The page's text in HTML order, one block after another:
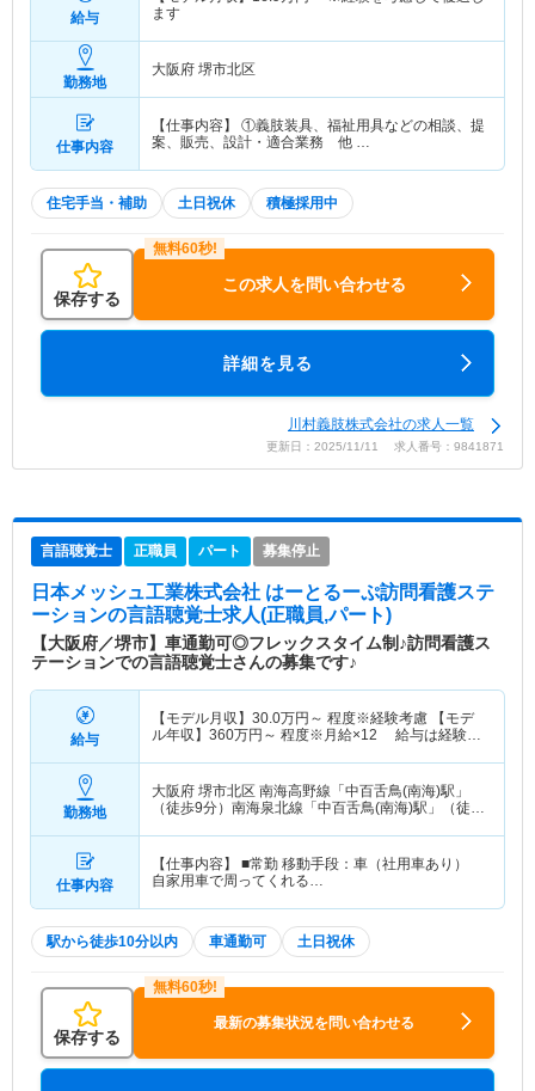
給与
ます
勤務地
大阪府 堺市北区
仕事内容
【仕事内容】 ①義肢装具、福祉用具などの相談、提
案、販売、設計・適合業務 他 …
住宅手当・補助 土日祝休 積極採用中
保存する
この求人を問い合わせる
詳細を見る
川村義肢株式会社の求人一覧
更新日：2025/11/11 求人番号：9841871
言語聴覚士 正職員 パート 募集停止
日本メッシュ工業株式会社 はーとるーぷ訪問看護ステ
ーションの言語聴覚士求人(正職員,パート)
【大阪府／堺市】車通勤可◎フレックスタイム制♪訪問看護ス
テーションでの言語聴覚士さんの募集です♪
給与
【モデル月収】 30.0万円～ 程度※経験考慮 【モデ
ル年収】 360万円～ 程度※月給×12 給与は経験人
勤務地
大阪府 堺市北区 南海高野線「中百舌鳥(南海)駅」
（徒歩9分）南海泉北線「中百舌鳥(南海)駅」（徒歩
仕事内容
【仕事内容】 ■常勤 移動手段：車（社用車あり）
自家用車で周ってくれる…
駅から徒歩10分以内 車通勤可 土日祝休
保存する
最新の募集状況を問い合わせる